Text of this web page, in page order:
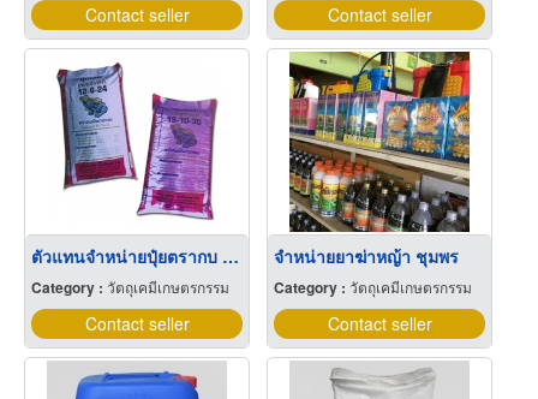
Contact seller Contact seller
ตัวแทนจำหน่ายปุ๋ยตรากบ ชุมพร
Category : วัตถุเคมีเกษตรกรรม
Contact seller
จำหน่ายยาฆ่าหญ้า ชุมพร
Category :วัตถุเคมีเกษตรกรรม
Contact seller